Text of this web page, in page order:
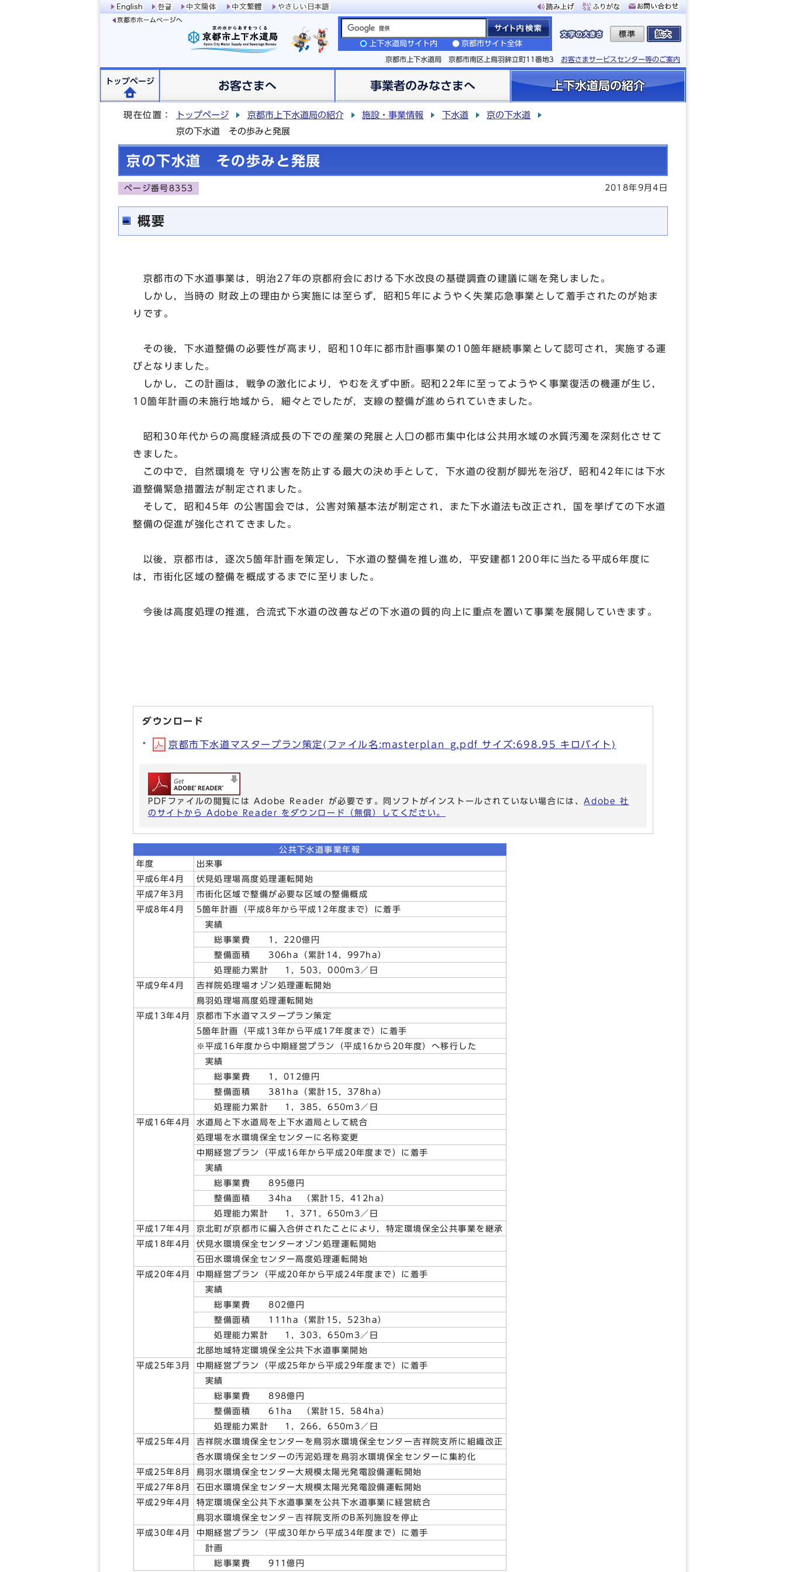
上下水道局サイト内 京都市サイト全体
京都市上下水道局 京都市南区上鳥羽鉾立町11番地3 お客さまサービスセンター等のご案内
トップページ お客さまへ 事業者のみなさまへ 上下水道局の紹介
現在位置： トップページ 京都市上下水道局の紹介 施設・事業情報 下水道
京の下水道
京の下水道 その歩みと発展
京の下水道 その歩みと発展
ページ番号8353 2018年9月4日
概要
京都市の下水道事業は，明治27年の京都府会における下水改良の基礎調査の建議に端を発しました。
しかし，当時の 財政上の理由から実施には至らず，昭和5年にようやく失業応急事業として着手されたのが始ま
りです。
その後，下水道整備の必要性が高まり，昭和10年に都市計画事業の10箇年継続事業として認可され，実施する運
びとなりました。
しかし，この計画は，戦争の激化により，やむをえず中断。昭和22年に至ってようやく事業復活の機運が生じ，
10箇年計画の未施行地域から，細々とでしたが，支線の整備が進められていきました。
昭和30年代からの高度経済成長の下での産業の発展と人口の都市集中化は公共用水域の水質汚濁を深刻化させて
きました。
この中で，自然環境を 守り公害を防止する最大の決め手として，下水道の役割が脚光を浴び，昭和42年には下水
道整備緊急措置法が制定されました。
そして，昭和45年 の公害国会では，公害対策基本法が制定され，また下水道法も改正され，国を挙げての下水道
整備の促進が強化されてきました。
以後，京都市は，逐次5箇年計画を策定し，下水道の整備を推し進め，平安建都1200年に当たる平成6年度に
は，市街化区域の整備を概成するまでに至りました。
今後は高度処理の推進，合流式下水道の改善などの下水道の質的向上に重点を置いて事業を展開していきます。
ダウンロード
京都市下水道マスタープラン策定(ファイル名:masterplan_g.pdf サイズ:698.95 キロバイト)
PDFファイルの閲覧には Adobe Reader が必要です。同ソフトがインストールされていない場合には、Adobe 社
のサイトから Adobe Reader をダウンロード（無償）してください。
公共下水道事業年報
年度
出来事
平成6年4月
伏見処理場高度処理運転開始
平成7年3月
市街化区域で整備が必要な区域の整備概成
平成8年4月
5箇年計画（平成8年から平成12年度まで）に着手
実績
総事業費 1，220億円
整備面積 306ha（累計14，997ha）
処理能力累計 1，503，000m 3 ／日
平成9年4月
吉祥院処理場オゾン処理運転開始
鳥羽処理場高度処理運転開始
平成13年4月
京都市下水道マスタープラン策定
5箇年計画（平成13年から平成17年度まで）に着手
※平成16年度から中期経営プラン（平成16から20年度）へ移行した
実績
総事業費 1，012億円
整備面積 381ha（累計15，378ha）
処理能力累計 1，385，650m 3 ／日
平成16年4月
水道局と下水道局を上下水道局として統合
処理場を水環境保全センターに名称変更
中期経営プラン（平成16年から平成20年度まで）に着手
実績
総事業費 895億円
整備面積 34ha （累計15，412ha）
処理能力累計 1，371，650m 3 ／日
平成17年4月
京北町が京都市に編入合併されたことにより，特定環境保全公共事業を継承
平成18年4月
伏見水環境保全センターオゾン処理運転開始
石田水環境保全センター高度処理運転開始
平成20年4月
中期経営プラン（平成20年から平成24年度まで）に着手
実績
総事業費 802億円
整備面積 111ha（累計15，523ha）
処理能力累計 1，303，650m 3 ／日
北部地域特定環境保全公共下水道事業開始
平成25年3月
中期経営プラン（平成25年から平成29年度まで）に着手
実績
総事業費 898億円
整備面積 61ha （累計15，584ha）
処理能力累計 1，266，650m 3 ／日
平成25年4月
吉祥院水環境保全センターを鳥羽水環境保全センター吉祥院支所に組織改正
各水環境保全センターの汚泥処理を鳥羽水環境保全センターに集約化
平成25年8月
鳥羽水環境保全センター大規模太陽光発電設備運転開始
平成27年8月
石田水環境保全センター大規模太陽光発電設備運転開始
平成29年4月
特定環境保全公共下水道事業を公共下水道事業に経営統合
鳥羽水環境保全センタ－吉祥院支所のB系列施設を停止
平成30年4月
中期経営プラン（平成30年から平成34年度まで）に着手
計画
総事業費 911億円